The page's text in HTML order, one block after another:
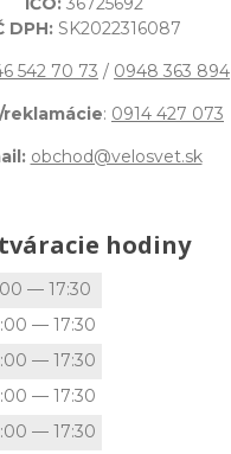
DPH: SK2022316087
542 70 73 / 0948 363 894
reklamácie: 0914 427 073
obchod@velosvet.sk
hodiny
— 17:30
— 17:30
— 17:30
— 17:30
— 17:30